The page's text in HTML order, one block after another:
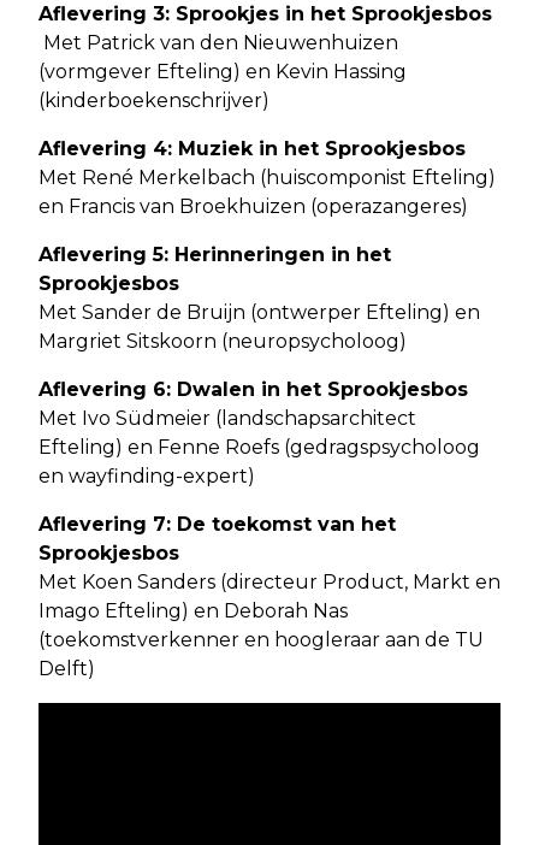
Aflevering 3: Sprookjes in het Sprookjesbos
Met Patrick van den Nieuwenhuizen
(vormgever Efteling) en Kevin Hassing
(kinderboekenschrijver)
Aflevering 4: Muziek in het Sprookjesbos
Met René Merkelbach (huiscomponist Efteling)
en Francis van Broekhuizen (operazangeres)
Aflevering 5: Herinneringen in het
Sprookjesbos
Met Sander de Bruijn (ontwerper Efteling) en
Margriet Sitskoorn (neuropsycholoog)
Aflevering 6: Dwalen in het Sprookjesbos
Met Ivo Südmeier (landschapsarchitect
Efteling) en Fenne Roefs (gedragspsycholoog
en wayfinding-expert)
Aflevering 7: De toekomst van het
Sprookjesbos
Met Koen Sanders (directeur Product, Markt en
Imago Efteling) en Deborah Nas
(toekomstverkenner en hoogleraar aan de TU
Delft)